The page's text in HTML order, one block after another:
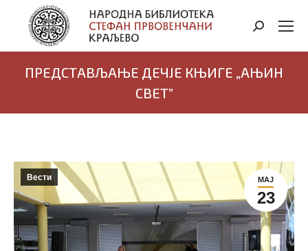
Search:
ПРЕДСТАВЉАЊЕ ДЕЧЈЕ КЊИГЕ „АЊИН
СВЕТ”
МАЈ
23
Вести